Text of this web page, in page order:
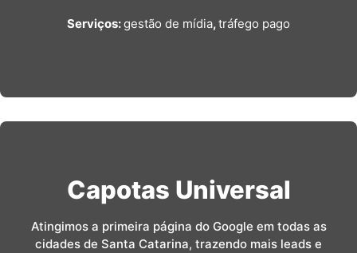
Serviços:gestão de mídia,tráfego pago
Capotas Universal
Atingimos a primeira página do Google em todas as
cidades de Santa Catarina, trazendo mais leads e